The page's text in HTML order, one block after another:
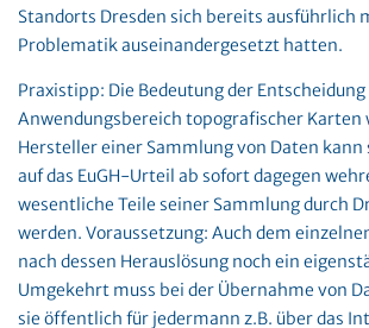
Standorts Dresden sich bereits ausführlich
Problematik auseinandergesetzt hatten.
Praxistipp: Die Bedeutung der
Anwendungsbereich topografischer Karten
Hersteller einer Sammlung von Daten kann
auf das EuGH-Urteil ab sofort dagegen
wesentliche Teile seiner Sammlung durch
werden. Voraussetzung: Auch dem
nach dessen Herauslösung noch ein
Umgekehrt muss bei der Übernahme von
sie öffentlich für jedermann z.B. über das